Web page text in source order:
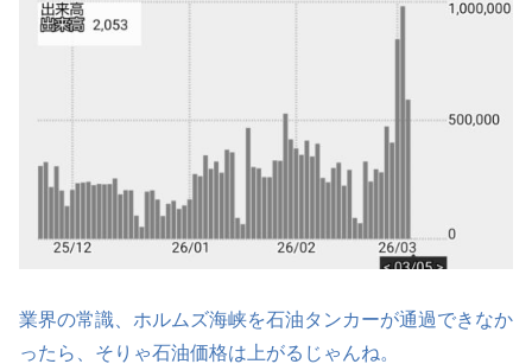
業界の常識、ホルムズ海峡を石油タンカーが通過できなか
ったら、そりゃ石油価格は上がるじゃんね。